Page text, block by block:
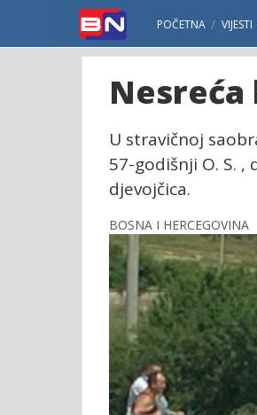
POČETNA VIJESTI
U stravičnoj
57-godišnji O. S.
djevojčica.
BOSNA I HERCEGOVINA